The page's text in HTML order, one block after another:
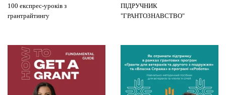
100 експрес-уроків з
грантрайтингу
ПІДРУЧНИК
"ГРАНТОЗНАВСТВО"